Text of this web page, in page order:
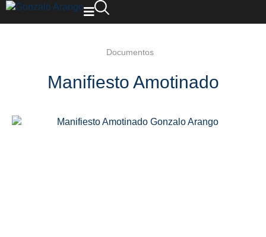
Documentos
Manifiesto Amotinado